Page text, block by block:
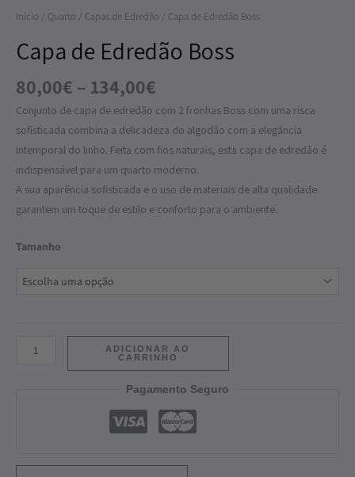
Início / Quarto / Capas de Edredão / Capa de Edredão Boss
Capa de Edredão Boss
80,00€ – 134,00€
Conjunto de capa de edredão com 2 fronhas Boss com uma risca
sofisticada combina a delicadeza do algodão com a elegância
intemporal do linho. Feita com fios naturais, esta capa de edredão é
indispensável para um quarto moderno.
A sua aparência sofisticada e o uso de materiais de alta qualidade
garantem um toque de estilo e conforto para o ambiente.
Tamanho
ADICIONAR AO
CARRINHO
Pagamento Seguro